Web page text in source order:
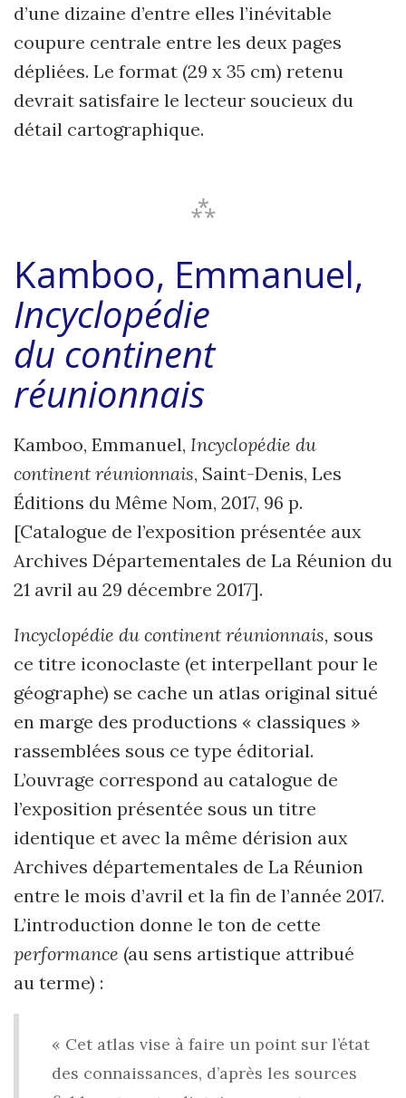
d’une dizaine d’entre elles l’inévitable
coupure centrale entre les deux pages
dépliées. Le format (29 x 35 cm) retenu
devrait satisfaire le lecteur soucieux du
détail cartographique.
⁂
Kamboo, Emmanuel,
Incyclopédie
du continent
réunionnais
Kamboo, Emmanuel, Incyclopédie du
continent réunionnais, Saint-Denis, Les
Éditions du Même Nom, 2017, 96 p.
[Catalogue de l’exposition présentée aux
Archives Départementales de La Réunion du
21 avril au 29 décembre 2017].
Incyclopédie du continent réunionnais, sous
ce titre iconoclaste (et interpellant pour le
géographe) se cache un atlas original situé
en marge des productions « classiques »
rassemblées sous ce type éditorial.
L’ouvrage correspond au catalogue de
l’exposition présentée sous un titre
identique et avec la même dérision aux
Archives départementales de La Réunion
entre le mois d’avril et la fin de l’année 2017.
L’introduction donne le ton de cette
performance (au sens artistique attribué
au terme) :
« Cet atlas vise à faire un point sur l’état
des connaissances, d’après les sources